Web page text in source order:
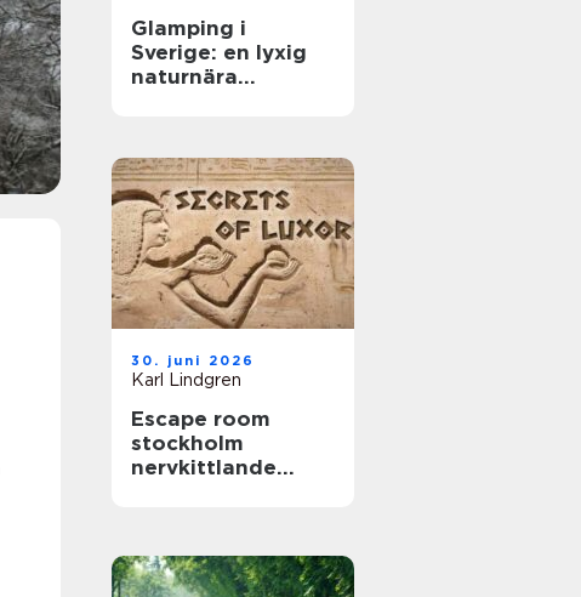
Glamping i
Sverige: en lyxig
naturnära
30. juni 2026
Karl Lindgren
Escape room
stockholm
nervkittlande